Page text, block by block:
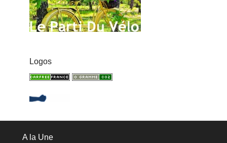
Logos
A la Une